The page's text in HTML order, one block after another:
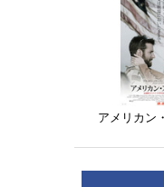
アメリカン